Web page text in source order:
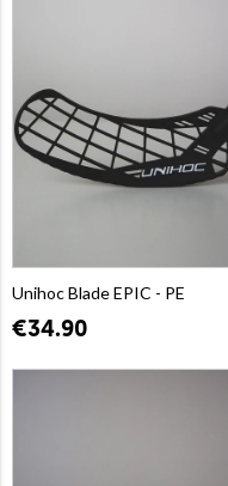
Unihoc Blade EPIC - PE
€34.90